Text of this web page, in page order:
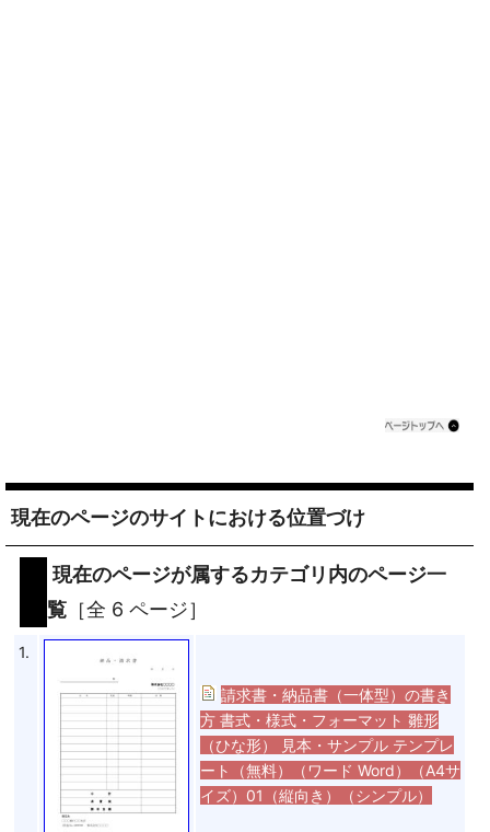
現在のページのサイトにおける位置づけ
現在のページが属するカテゴリ内のページ一
覧 ［全 6 ページ］
1.
請求書・納品書（一体型）の書き
方 書式・様式・フォーマット 雛形
（ひな形） 見本・サンプル テンプレ
ート（無料）（ワード Word）（A4サ
イズ）01（縦向き）（シンプル）